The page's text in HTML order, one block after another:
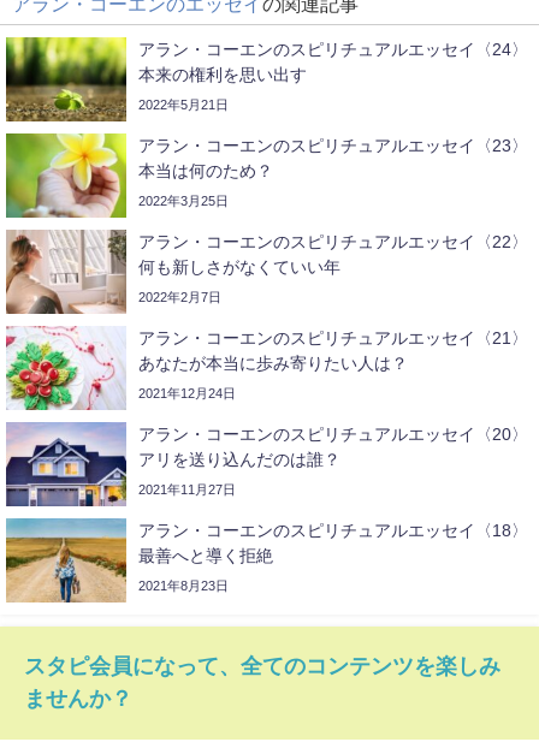
アラン・コーエンのスピリチュアルエッセイ〈24〉
本来の権利を思い出す
2022年5月21日
アラン・コーエンのスピリチュアルエッセイ〈23〉
本当は何のため？
2022年3月25日
アラン・コーエンのスピリチュアルエッセイ〈22〉
何も新しさがなくていい年
2022年2月7日
アラン・コーエンのスピリチュアルエッセイ〈21〉
あなたが本当に歩み寄りたい人は？
2021年12月24日
アラン・コーエンのスピリチュアルエッセイ〈20〉
アリを送り込んだのは誰？
2021年11月27日
アラン・コーエンのスピリチュアルエッセイ〈18〉
最善へと導く拒絶
2021年8月23日
スタピ会員になって、全てのコンテンツを楽しみ
ませんか？